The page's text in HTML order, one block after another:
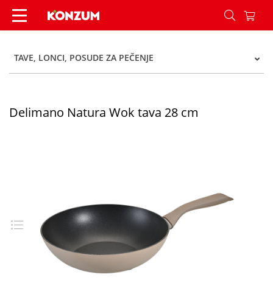
Delimano Natura Wok tava 28 cm - Konzum
TAVE, LONCI, POSUDE ZA PEČENJE
Delimano Natura Wok tava 28 cm